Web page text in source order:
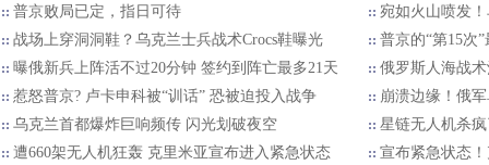
普京败局已定，指日可待
宛如火山喷发
战场上穿洞洞鞋？乌克兰士兵战术Crocs鞋曝光
普京的“第15次
曝俄新兵上阵活不过20分钟 签约到阵亡最多21天
俄罗斯人海战
惹怒普京? 卢卡申科被“训话” 恐被迫投入战争
崩溃边缘！俄
乌克兰首都爆炸巨响频传 闪光划破夜空
星链无人机杀
遭660架无人机狂轰 克里米亚宣布进入紧急状态
宣布紧急状态